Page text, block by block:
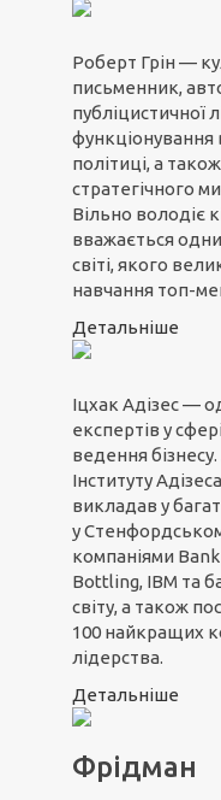
Роберт Грін —
письменник,
публіцистичної
функціонування
політиці, а
стратегічного
Вільно володіє
вважається
світі, якого
навчання топ-
Детальніше
Іцхак Адізес —
експертів у
ведення
Інституту
викладав у
у
компаніями
Bottling, IBM та
світу, а також
100 найкращих
лідерства.
Детальніше
Фрідман